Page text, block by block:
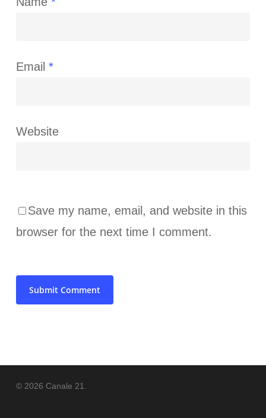
Email *
Website
Save my name, email, and website in this
browser for the next time I comment.
© 2026 Canale 21.